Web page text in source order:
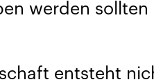
werden
entsteht